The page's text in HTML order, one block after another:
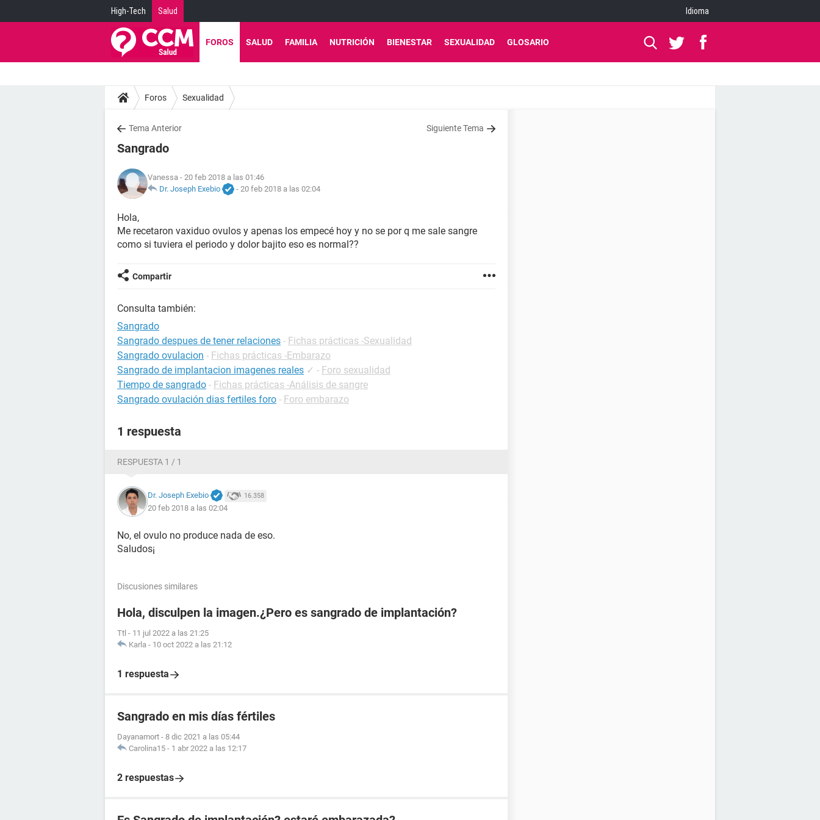
High-Tech Salud Idioma
FOROS SALUD FAMILIA NUTRICIÓN BIENESTAR SEXUALIDAD GLOSARIO
Foros Sexualidad
Tema Anterior Siguiente Tema
Sangrado
Vanessa - 20 feb 2018 a las 01:46
Dr. Joseph Exebio
- 20 feb 2018 a las 02:04
Hola,
Me recetaron vaxiduo ovulos y apenas los empecé hoy y no se por q me sale sangre
como si tuviera el periodo y dolor bajito eso es normal??
Compartir
Consulta también:
Sangrado
Sangrado despues de tener relaciones - Fichas prácticas -Sexualidad
Sangrado ovulacion - Fichas prácticas -Embarazo
Sangrado de implantacion imagenes reales ✓ - Foro sexualidad
Tiempo de sangrado - Fichas prácticas -Análisis de sangre
Sangrado ovulación dias fertiles foro - Foro embarazo
1 respuesta
RESPUESTA 1 / 1
Dr. Joseph Exebio 16.358
20 feb 2018 a las 02:04
No, el ovulo no produce nada de eso.
Saludos¡
Discusiones similares
Hola, disculpen la imagen.¿Pero es sangrado de implantación?
Ttl - 11 jul 2022 a las 21:25
Karla - 10 oct 2022 a las 21:12
1 respuesta
Sangrado en mis días fértiles
Dayanamort - 8 dic 2021 a las 05:44
Carolina15 - 1 abr 2022 a las 12:17
2 respuestas